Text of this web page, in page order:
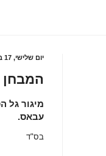
יום שלישי, 17 במאי 2022
מיגור גל
עבאס.
בס"ד